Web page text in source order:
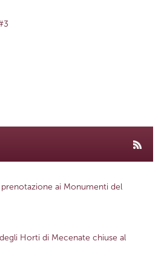
ai Monumenti del
Horti di Mecenate chiuse al